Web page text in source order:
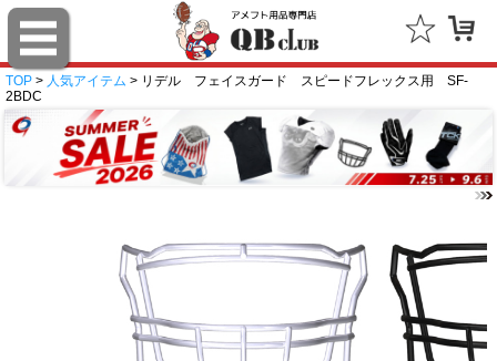
TOP > 人気アイテム > リデル フェイスガード スピードフレックス用 SF-
2BDC